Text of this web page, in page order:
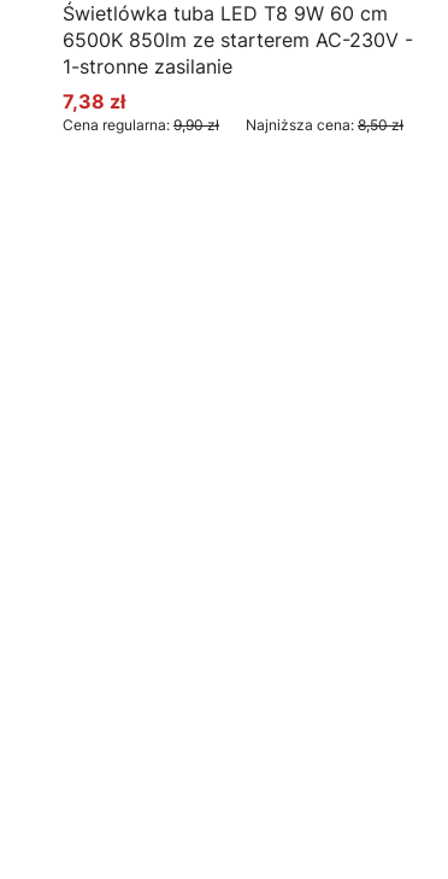
Świetlówka tuba LED T8 9W 60 cm
6500K 850lm ze starterem AC-230V -
1-stronne zasilanie
Cena promocyjna
7,38 zł
Cena regularna: 9,90 zł Najniższa cena: 8,50 zł